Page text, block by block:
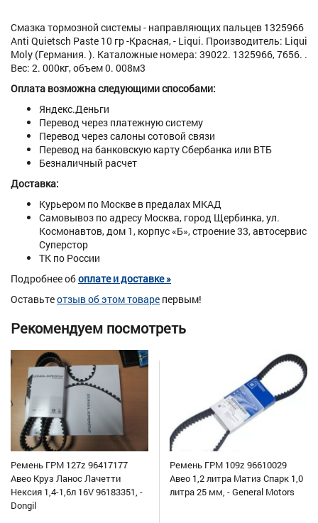
Смазка тормозной системы - направляющих пальцев 1325966
Anti Quietsch Paste 10 гр -Красная, - Liqui. Производитель: Liqui
Moly (Германия. ). Каталожные номера: 39022. 1325966, 7656. .
Вес: 2. 000кг, объем 0. 008м3
Оплата возможна следующими способами:
Яндекс.Деньги
Перевод через платежную систему
Перевод через салоны сотовой связи
Перевод на банковскую карту Сбербанка или ВТБ
Безналичный расчет
Доставка:
Курьером по Москве в предалах МКАД
Самовывоз по адресу Москва, город Щербинка, ул.
Космонавтов, дом 1, корпус «Б», строение 33, автосервис
Суперстор
ТК по России
Подробнее обоплате и доставке »
Оставьтеотзыв об этом товаре первым!
Рекомендуем посмотреть
Ремень ГРМ 127z 96417177
Авео Круз Ланос Лачетти
Нексия 1,4-1,6л 16V 96183351, -
Dongil
Ремень ГРМ 109z 96610029
Авео 1,2 литра Матиз Спарк 1,0
литра 25 мм, - General Motors